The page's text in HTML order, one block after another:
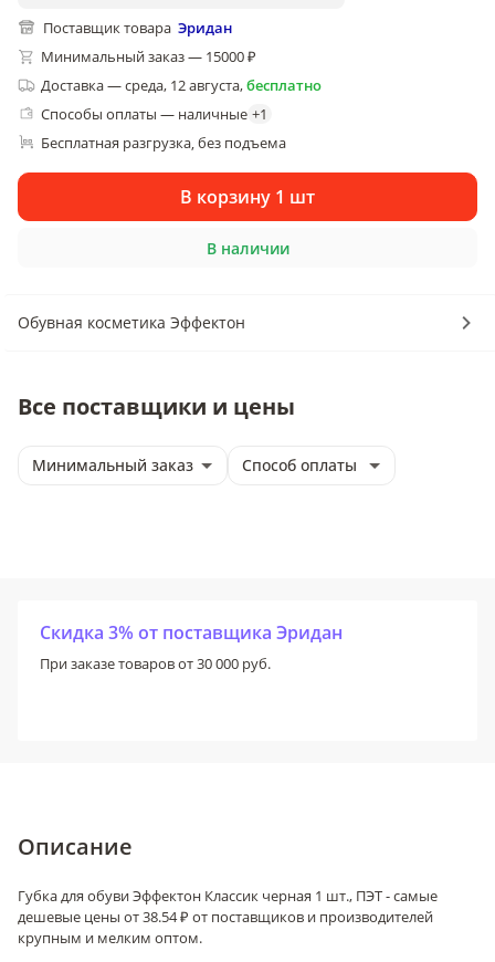
Поставщик товара Эридан
Минимальный заказ — 15000 ₽
Доставка—среда, 12 августа,бесплатно
Способы оплаты — наличные +1
Бесплатная разгрузка, без подъема
В корзину 1 шт
В наличии
Обувная косметика Эффектон
Все поставщики и цены
Минимальный заказ Способ оплаты
Скидка 3% от поставщика Эридан
При заказе товаров от 30 000 руб.
Описание
Губка для обуви Эффектон Классик черная 1 шт., ПЭТ - самые
дешевые цены от 38.54 ₽ от поставщиков и производителей
крупным и мелким оптом.